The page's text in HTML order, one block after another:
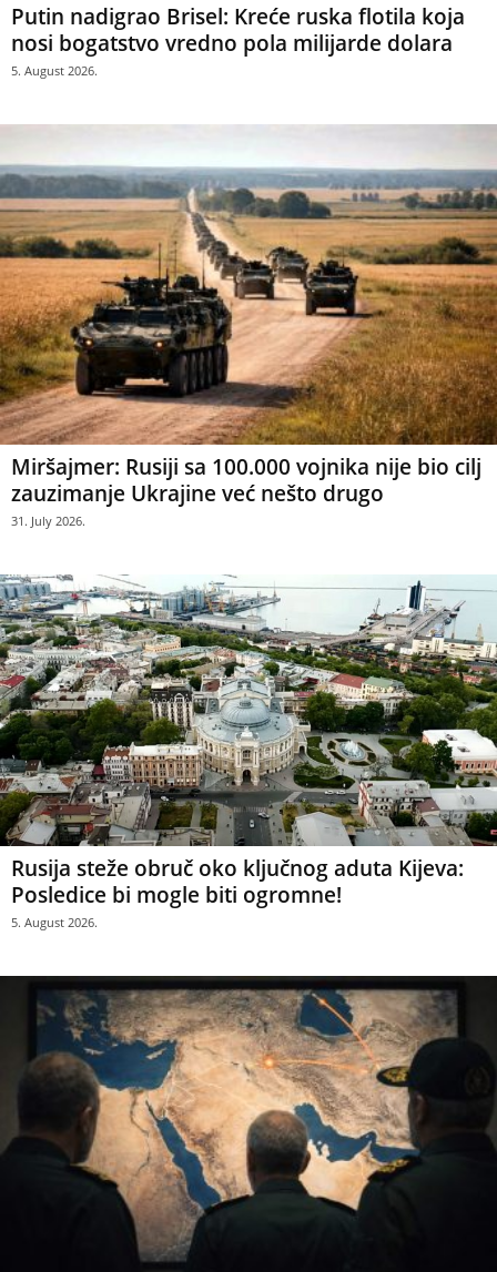
Putin nadigrao Brisel: Kreće ruska flotila koja
nosi bogatstvo vredno pola milijarde dolara
5. August 2026.
Miršajmer: Rusiji sa 100.000 vojnika nije bio cilj
zauzimanje Ukrajine već nešto drugo
31. July 2026.
Rusija steže obruč oko ključnog aduta Kijeva:
Posledice bi mogle biti ogromne!
5. August 2026.